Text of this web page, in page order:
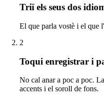
Triï els seus dos
El que parla vostè i el que
2
Toqui enregistrar i
No cal anar a poc a poc.
accents i el soroll de fons.